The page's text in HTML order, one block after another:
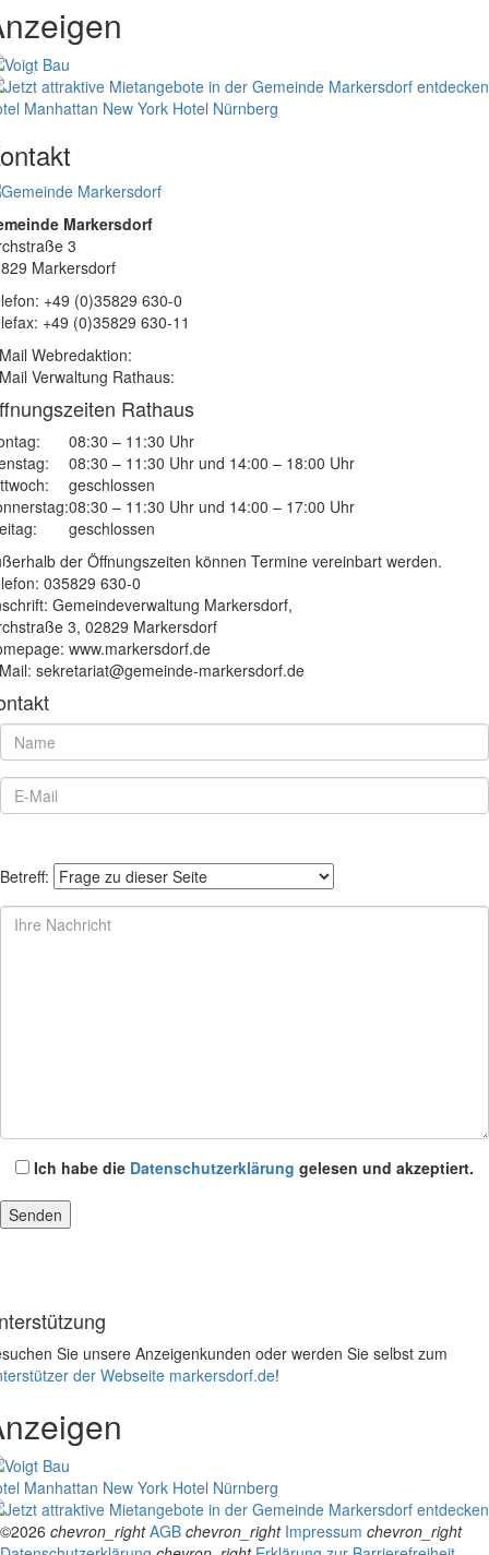
Manhattan New York Hotel Nürnberg
Markersdorf
3
Markersdorf
+49 (0)35829 630-0
+49 (0)35829 630-11
Webredaktion:
Verwaltung Rathaus:
Rathaus
08:30 – 11:30 Uhr
08:30 – 11:30 Uhr und 14:00 – 18:00 Uhr
geschlossen
08:30 – 11:30 Uhr und 14:00 – 17:00 Uhr
geschlossen
der Öffnungszeiten können Termine vereinbart werden.
035829 630-0
Gemeindeverwaltung Markersdorf,
3, 02829 Markersdorf
www.markersdorf.de
sekretariat@gemeinde-markersdorf.de
Betreff:
Ich habe die Datenschutzerklärung gelesen und akzeptiert.
Sie unsere Anzeigenkunden oder werden Sie selbst zum
der Webseite markersdorf.de!
Manhattan New York Hotel Nürnberg
©2026 chevron_right AGB chevron_right Impressum chevron_right